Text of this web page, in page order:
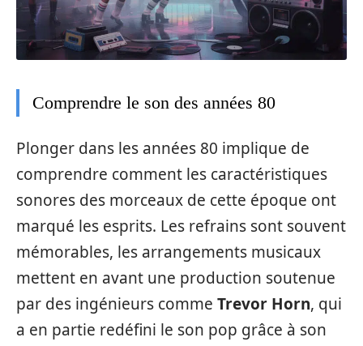
Comprendre le son des années 80
Plonger dans les années 80 implique de
comprendre comment les caractéristiques
sonores des morceaux de cette époque ont
marqué les esprits. Les refrains sont souvent
mémorables, les arrangements musicaux
mettent en avant une production soutenue
par des ingénieurs comme Trevor Horn, qui
a en partie redéfini le son pop grâce à son